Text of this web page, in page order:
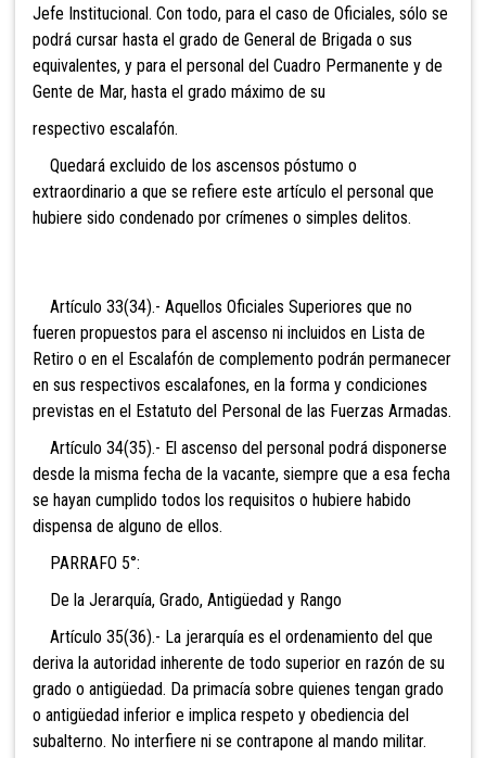
Jefe Institucional. Con todo, para el caso de Oficiales, sólo se
podrá cursar hasta el grado de General de Brigada o sus
equivalentes, y para el personal del Cuadro Permanente y de
Gente de Mar, hasta el grado máximo de su
respectivo escalafón.
Quedará excluido de los ascensos póstumo o
extraordinario a que se refiere este artículo el personal que
hubiere sido condenado por crímenes o simples delitos.
Artículo 33(34).- Aquellos Oficiales Superiores que no
fueren propuestos para el ascenso ni incluidos en Lista de
Retiro o en el Escalafón de complemento podrán permanecer
en sus respectivos escalafones, en la forma y condiciones
previstas en el Estatuto del Personal de las Fuerzas Armadas.
Artículo 34(35).- El ascenso del personal podrá disponerse
desde la misma fecha de la vacante, siempre que a esa fecha
se hayan cumplido todos los requisitos o hubiere habido
dispensa de alguno de ellos.
PARRAFO 5°:
De la Jerarquía, Grado, Antigüedad y Rango
Artículo 35(36).- La jerarquía es el ordenamiento del que
deriva la autoridad inherente de todo superior en razón de su
grado o antigüedad. Da primacía sobre quienes tengan grado
o antigüedad inferior e implica respeto y obediencia del
subalterno. No interfiere ni se contrapone al mando militar.